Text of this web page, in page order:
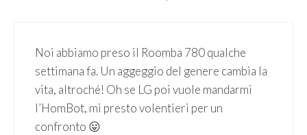
Noi abbiamo preso il Roomba 780 qualche
settimana fa. Un aggeggio del genere cambia la
vita, altroché! Oh se LG poi vuole mandarmi
l’HomBot, mi presto volentieri per un
confronto 😛